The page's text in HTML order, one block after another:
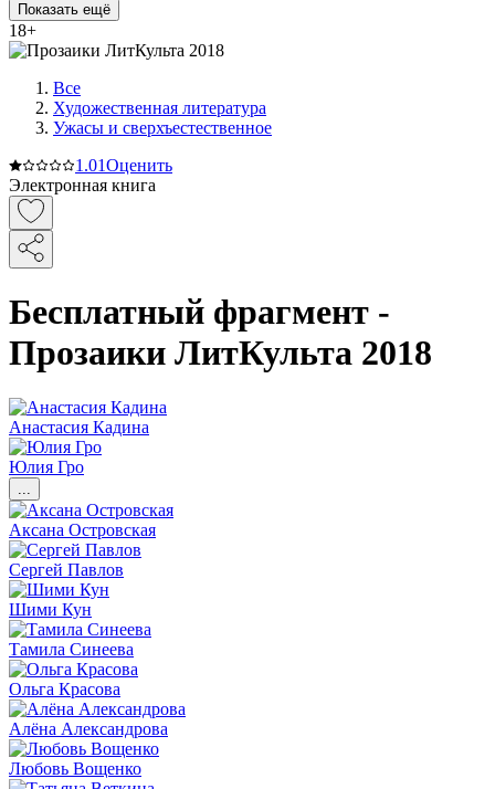
Показать ещё
18+
Все
Художественная литература
Ужасы и сверхъестественное
1.01Оценить
Электронная книга
Бесплатный фрагмент -
Прозаики ЛитКульта 2018
Анастасия Кадина
Юлия Гро
Аксана Островская
Сергей Павлов
Шими Кун
Тамила Синеева
Ольга Красова
Алёна Александрова
Любовь Вощенко